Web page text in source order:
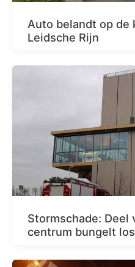
Auto belandt op de
Leidsche Rijn
Stormschade: Deel
centrum bungelt los